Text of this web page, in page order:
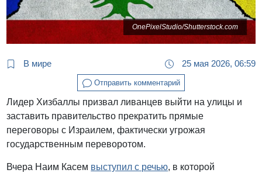
OnePixelStudio/Shutterstock.com
В мире 25 мая 2026, 06:59
Отправить комментарий
Лидер Хизбаллы призвал ливанцев выйти на улицы и
заставить правительство прекратить прямые
переговоры с Израилем, фактически угрожая
государственным переворотом.
Вчера Наим Касем выступил с речью, в которой